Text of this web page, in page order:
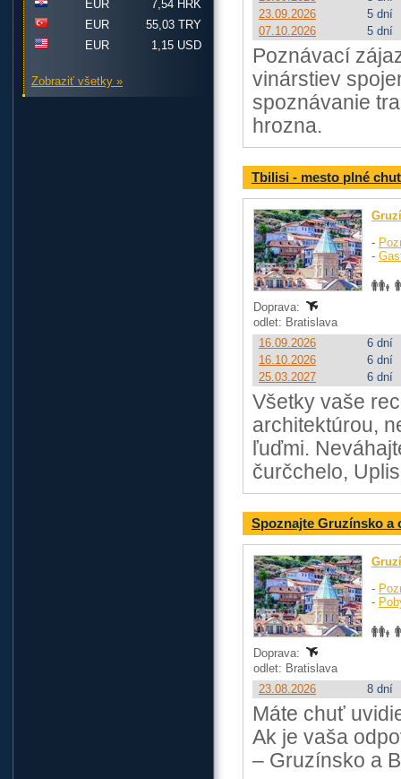
23.09.2026
5 dní
07.10.2026
5 dní
Poznávací
vinárstiev
spoznávanie
hrozna.
Tbilisi - mesto plné
-
-
Doprava:
odlet: Bratislava
16.09.2026
6 dní
16.10.2026
6 dní
25.03.2027
6 dní
Všetky vaše
architektúrou,
ľuďmi.
čurčchelo,
Spoznajte Gruzínsko a
-
-
Doprava:
odlet: Bratislava
23.08.2026
8 dní
Máte chuť
Ak je vaša
– Gruzínsko a
EUR
7,54 HRK
EUR
55,03 TRY
EUR
1,15 USD
Zobraziť všetky »